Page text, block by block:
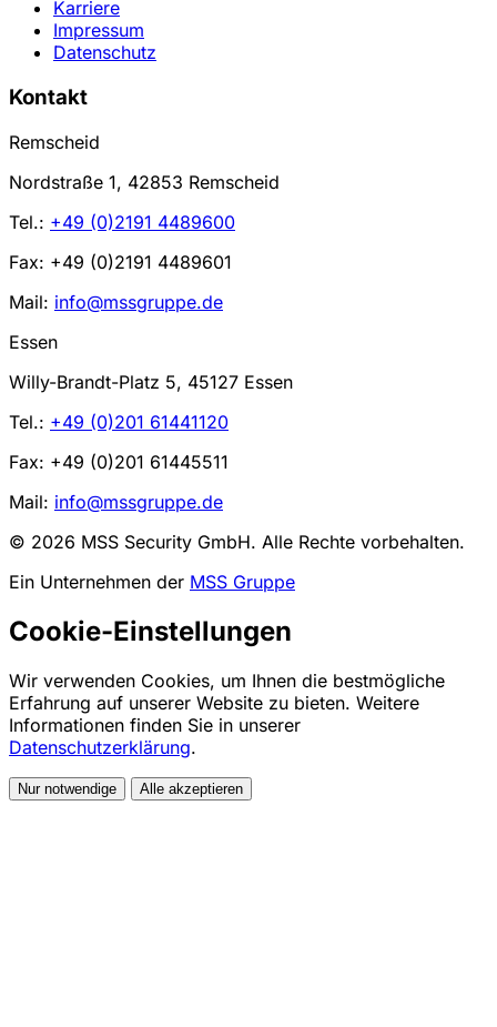
Karriere
Impressum
Datenschutz
Kontakt
Remscheid
Nordstraße 1, 42853 Remscheid
Tel.: +49 (0)2191 4489600
Fax: +49 (0)2191 4489601
Mail: info@mssgruppe.de
Essen
Willy-Brandt-Platz 5, 45127 Essen
Tel.: +49 (0)201 61441120
Fax: +49 (0)201 61445511
Mail: info@mssgruppe.de
© 2026 MSS Security GmbH. Alle Rechte vorbehalten.
Ein Unternehmen der MSS Gruppe
Cookie-Einstellungen
Wir verwenden Cookies, um Ihnen die bestmögliche
Erfahrung auf unserer Website zu bieten. Weitere
Informationen finden Sie in unserer
Datenschutzerklärung.
Nur notwendige Alle akzeptieren